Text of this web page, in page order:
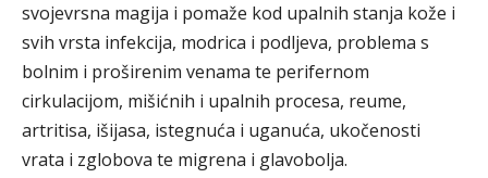
svojevrsna magija i pomaže kod upalnih stanja kože i
svih vrsta infekcija, modrica i podljeva, problema s
bolnim i proširenim venama te perifernom
cirkulacijom, mišićnih i upalnih procesa, reume,
artritisa, išijasa, istegnuća i uganuća, ukočenosti
vrata i zglobova te migrena i glavobolja.